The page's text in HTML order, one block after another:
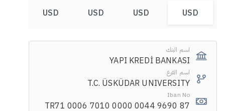
USD
USD
USD
USD
اسم البنك
YAPI KREDİ BANKASI
اسم الفرع
T.C. ÜSKÜDAR UNIVERSITY
Iban No
TR71 0006 7010 0000 0044 9690 87